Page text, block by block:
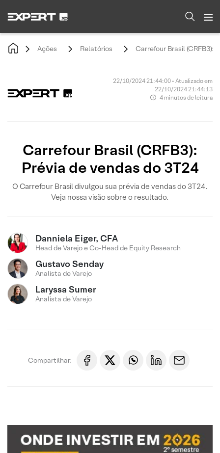
Ações Relatórios Carrefour Brasil (CRFB3):
22/10/2024 21:44:00 • Atualizado em
22/10/2024 21:44:13
4 minutos de leitura
Carrefour Brasil (CRFB3):
Prévia de vendas do 3T24
O Carrefour Brasil divulgou sua prévia de vendas do 3T24.
Veja nossa visão sobre o resultado.
Danniela Eiger, CFA
Head de Varejo e Co-Head de Equity Research
Gustavo Senday
Analista de Varejo
Laryssa Sumer
Analista de Varejo
Compartilhar: